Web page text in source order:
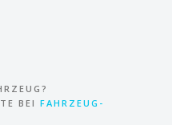
BEI FAHRZEUG-